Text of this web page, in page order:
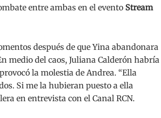
entre ambas en el evento Stream
después de que Yina abandonara
medio del caos, Juliana Calderón habría
la molestia de Andrea. “Ella
Si me la hubieran puesto a ella
en entrevista con el Canal RCN.